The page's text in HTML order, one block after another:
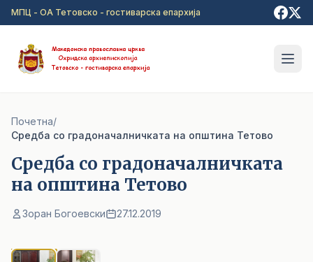
Прејди на главна содржина
МПЦ - ОА Тетовско - гостиварска епархија
Почетна/
Cредба со градоначалничката на општина Тетово
Cредба со градоначалничката
на општина Тетово
Зоран Богоевски 27.12.2019